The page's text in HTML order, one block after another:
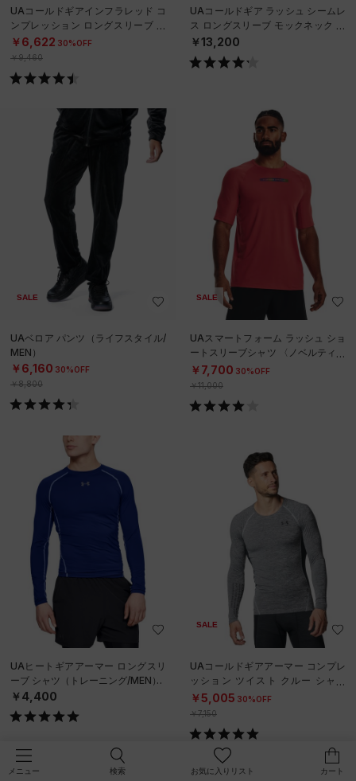
メニュー 検索 お気に入りリスト カート
UAコールドギアインフラレッド コ
ンプレッション ロングスリーブ モ
ックネック シャツ（トレーニング/
MEN）
￥6,622 30%OFF
￥9,460
UAコールドギア ラッシュ シームレ
ス ロングスリーブ モックネック シ
ャツ（トレーニング/MEN）
￥13,200
SALE
UAベロア パンツ（ライフスタイル/
MEN）
￥6,160 30%OFF
￥8,800
SALE
UAスマートフォーム ラッシュ ショ
ートスリーブシャツ 〈ノベルティ〉
（トレーニング/MEN）
￥7,700 30%OFF
￥11,000
UAヒートギアアーマー ロングスリ
ーブ シャツ（トレーニング/MEN）
￥4,400
SALE
UAコールドギアアーマー コンプレ
ッション ツイスト クルー シャツ
（トレーニング/MEN）
￥5,005 30%OFF
￥7,150